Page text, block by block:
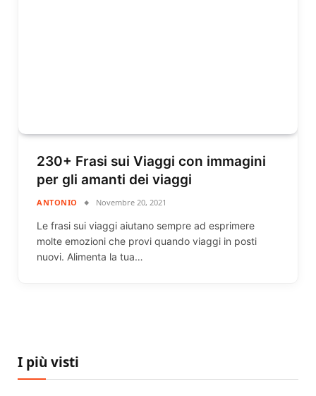
230+ Frasi sui Viaggi con immagini
per gli amanti dei viaggi
ANTONIO Novembre 20, 2021
Le frasi sui viaggi aiutano sempre ad esprimere
molte emozioni che provi quando viaggi in posti
nuovi. Alimenta la tua…
I più visti